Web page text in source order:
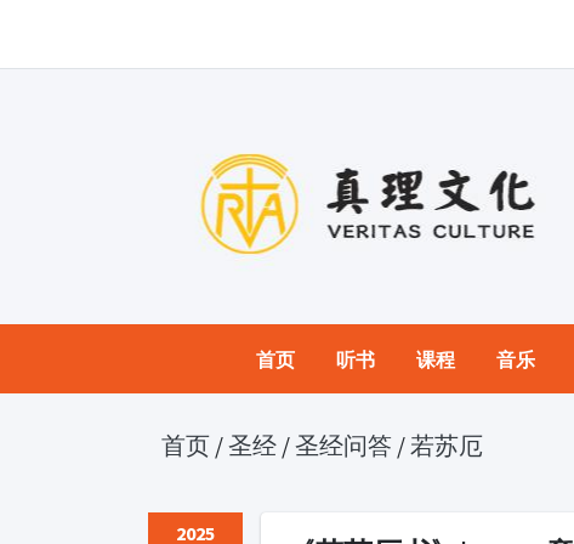
首页 听书 课程 音乐
首页 /圣经 /圣经问答 /若苏厄
2025